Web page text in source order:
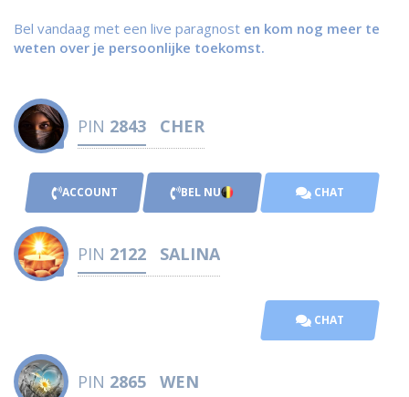
Bel vandaag met een live paragnost en kom nog meer te
weten over je persoonlijke toekomst.
PIN 2843 CHER
ACCOUNT BEL NU CHAT
PIN 2122 SALINA
CHAT
PIN 2865 WEN